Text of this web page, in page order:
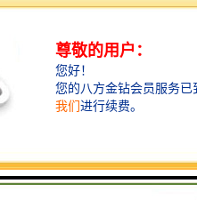
1、深铁金融科技大厦坐落
集甲 级写字楼、五星级洲
业为一体的现代生态型综合
市“心”动力、商务“心”坐